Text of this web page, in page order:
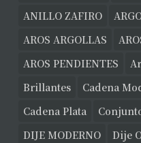
ANILLO ZAFIRO
AROS ARGOLLAS
AROS PENDIENTES
Brillantes
Cadena
Cadena Plata
DIJE MODERNO
Dije